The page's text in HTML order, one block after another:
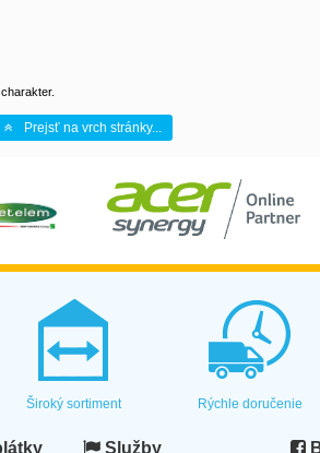
Prejsť na vrch stránky...
Široký sortiment Rýchle doručenie
Služby